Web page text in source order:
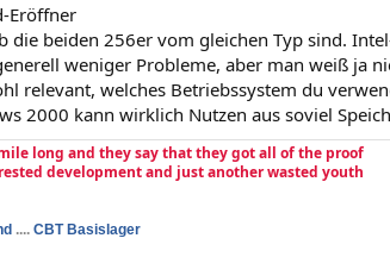
Eröffner
die beiden 256er vom gleichen Typ sind.
weniger Probleme, aber man weiß ja
relevant, welches Betriebssystem du
2000 kann wirklich Nutzen aus soviel
long and they say that they got all of the proof
development and just another wasted youth
.... CBT Basislager